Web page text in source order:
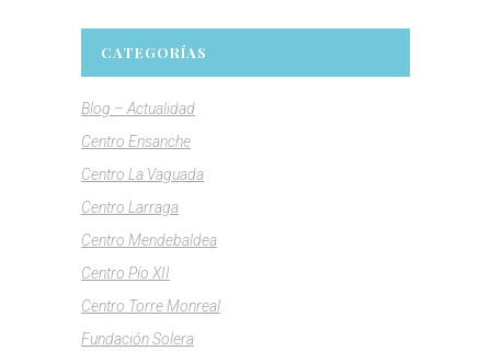
CATEGORÍAS
Blog – Actualidad
Centro Ensanche
Centro La Vaguada
Centro Larraga
Centro Mendebaldea
Centro Pío XII
Centro Torre Monreal
Fundación Solera